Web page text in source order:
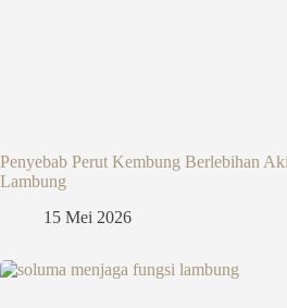
Penyebab Perut Kembung Berlebihan
Lambung
15 Mei 2026